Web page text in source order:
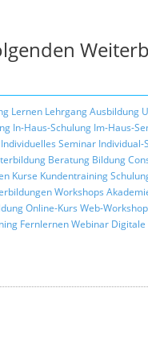
Lernen LehrgangAusbildung
In-Haus-Schulung Im-Haus-
Individuelles Seminar Individual-
Beratung Bildung
Kurse Kundentraining
Workshops
Online-Kurs Web-Workshop
FernlernenWebinar Digitale